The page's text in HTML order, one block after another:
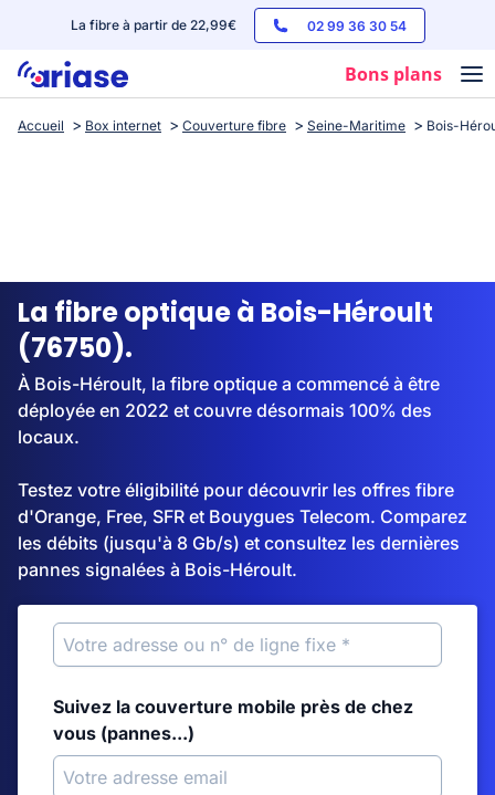
La fibre à partir de 22,99€ 02 99 36 30 54
Bons plans
Box internet
Streaming
Accueil Box internet Couverture fibre Seine-Maritime Bois-
La fibre optique à Bois-Héroult
(76750).
À Bois-Héroult, la fibre optique a commencé à être
déployée en 2022 et couvre désormais 100% des
locaux.
Testez votre éligibilité pour découvrir les offres fibre
d'Orange, Free, SFR et Bouygues Telecom. Comparez
les débits (jusqu'à 8 Gb/s) et consultez les dernières
pannes signalées à Bois-Héroult.
Suivez la couverture mobile près de chez
vous (pannes...)